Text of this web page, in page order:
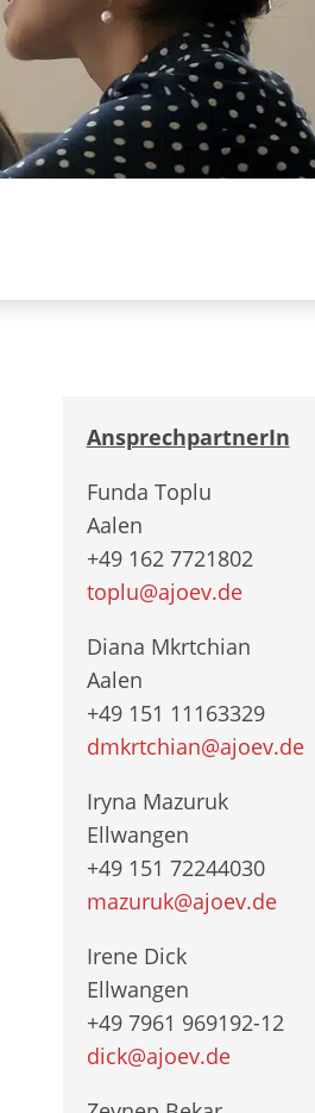
AnsprechpartnerIn
Funda Toplu
Aalen
+49 162 7721802
toplu@ajoev.de
Diana Mkrtchian
Aalen
+49 151 11163329
dmkrtchian@ajoev.de
Iryna Mazuruk
Ellwangen
+49 151 72244030
mazuruk@ajoev.de
Irene Dick
Ellwangen
+49 7961 969192-12
dick@ajoev.de